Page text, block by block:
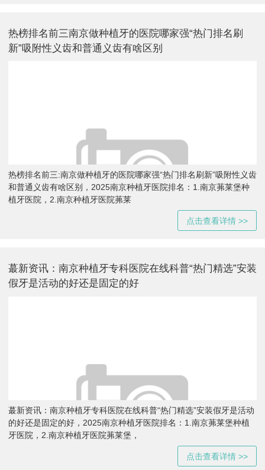
热榜排名前三南京做种植牙的医院哪家强“热门排名刷
新”吸附性义齿和普通义齿有啥区别
热榜排名前三:南京做种植牙的医院哪家强“热门排名刷新”吸附性义齿
和普通义齿有啥区别，2025南京种植牙医院排名：1.南京茀莱堡种
植牙医院，2.南京种植牙医院茀莱
点击查看详情 >>
蕞新资讯：南京种植牙专科医院在线科普“热门精选”安装
假牙是活动的好还是固定的好
蕞新资讯：南京种植牙专科医院在线科普“热门精选”安装假牙是活动
的好还是固定的好，2025南京种植牙医院排名：1.南京茀莱堡种植
牙医院，2.南京种植牙医院茀莱堡，
点击查看详情 >>